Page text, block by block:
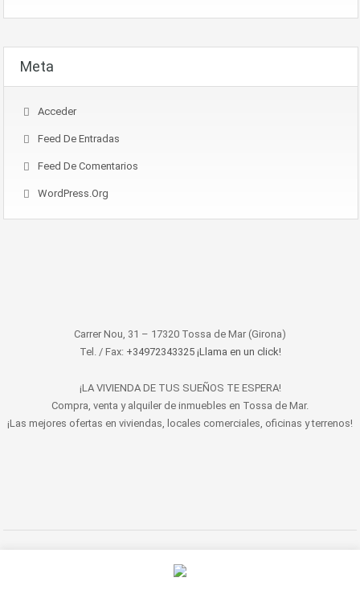
Meta
Acceder
Feed De Entradas
Feed De Comentarios
WordPress.org
Carrer Nou, 31 – 17320 Tossa de Mar (Girona)
Tel. / Fax: +34972343325 ¡Llama en un click!
¡LA VIVIENDA DE TUS SUEÑOS TE ESPERA!
Compra, venta y alquiler de inmuebles en Tossa de Mar.
¡Las mejores ofertas en viviendas, locales comerciales, oficinas y terrenos!